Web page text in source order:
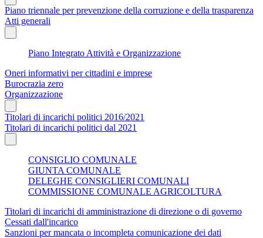
Piano triennale per prevenzione della corruzione e della trasparenza
Atti generali
Piano Integrato Attività e Organizzazione
Oneri informativi per cittadini e imprese
Burocrazia zero
Organizzazione
Titolari di incarichi politici 2016/2021
Titolari di incarichi politici dal 2021
CONSIGLIO COMUNALE
GIUNTA COMUNALE
DELEGHE CONSIGLIERI COMUNALI
COMMISSIONE COMUNALE AGRICOLTURA
Titolari di incarichi di amministrazione di direzione o di governo
Cessati dall'incarico
Sanzioni per mancata o incompleta comunicazione dei dati